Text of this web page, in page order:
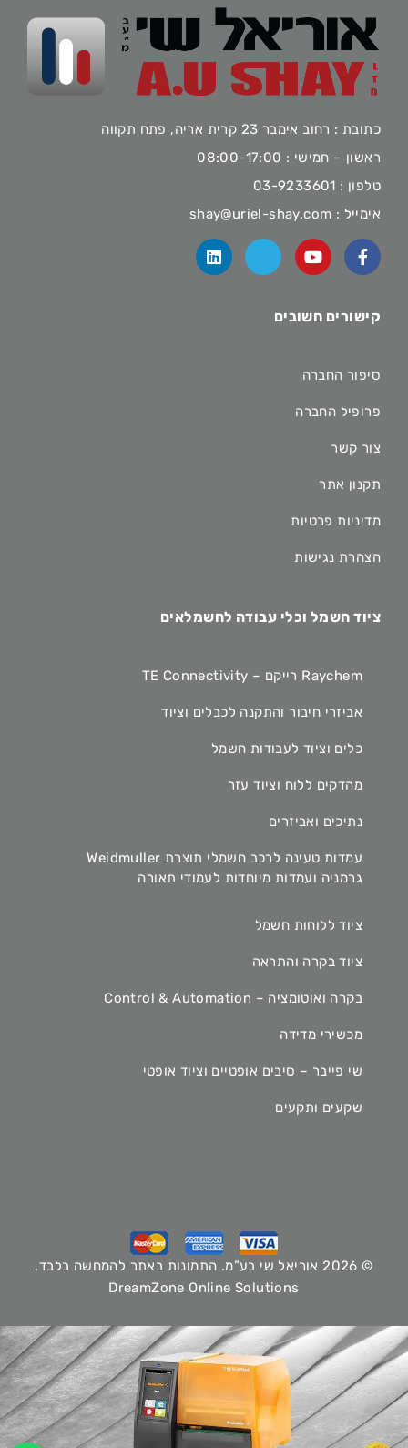
כתובת : רחוב אימבר 23 קרית אריה, פתח תקווה
ראשון – חמישי : 08:00-17:00
טלפון : 03-9233601
אימייל : shay@uriel-shay.com
קישורים חשובים
סיפור החברה
פרופיל החברה
צור קשר
תקנון אתר
מדיניות פרטיות
הצהרת נגישות
ציוד חשמל וכלי עבודה לחשמלאים
Raychem רייקם – TE Connectivity
אביזרי חיבור והתקנה לכבלים וציוד
כלים וציוד לעבודות חשמל
מהדקים ללוח וציוד עזר
נתיכים ואביזרים
עמדות טעינה לרכב חשמלי תוצרת Weidmuller
גרמניה ועמדות מיוחדות לעמודי תאורה
ציוד ללוחות חשמל
ציוד בקרה והתראה
בקרה ואוטומציה – Control & Automation
מכשירי מדידה
שי פייבר – סיבים אופטיים וציוד אופטי
שקעים ותקעים
© 2026 אוריאל שי בע”מ. התמונות באתר להמחשה בלבד.
DreamZone Online Solutions